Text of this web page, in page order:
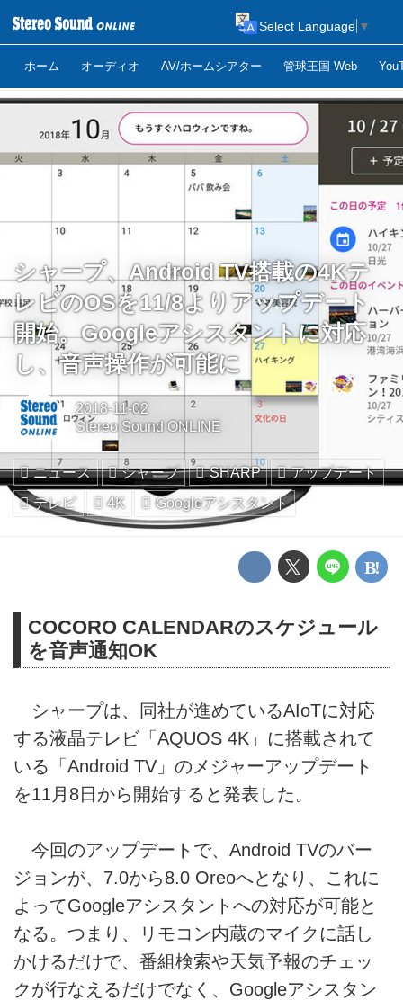
ホーム オーディオ AV/ホームシアター 管球王国 Web
Select Language ▼
シャープ、Android TV搭載の4Kテ
レビのOSを11/8よりアップデート
開始。Googleアシスタントに対応
し、音声操作が可能に
2018-11-02
Stereo Sound ONLINE
ニュース シャープ SHARP
アップデート
テレビ
4K Googleアシスタント
COCORO CALENDARのスケジュール
を音声通知OK
シャープは、同社が進めているAIoTに対応
する液晶テレビ「AQUOS 4K」に搭載されて
いる「Android TV」のメジャーアップデート
を11月8日から開始すると発表した。
今回のアップデートで、Android TVのバー
ジョンが、7.0から8.0 Oreoへとなり、これに
よってGoogleアシスタントへの対応が可能と
なる。つまり、リモコン内蔵のマイクに話し
かけるだけで、番組検索や天気予報のチェッ
クが行なえるだけでなく、Googleアシスタン